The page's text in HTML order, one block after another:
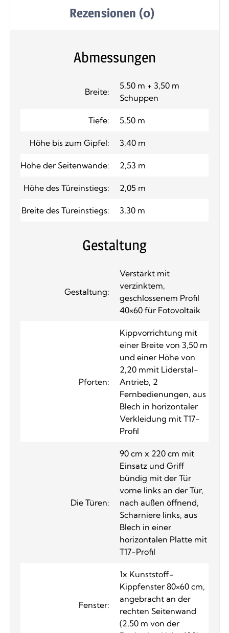
Rezensionen (0)
Abmessungen
Breite:
5,50 m + 3,50 m
Schuppen
Tiefe: 5,50 m
Höhe bis zum Gipfel: 3,40 m
Höhe der Seitenwände: 2,53 m
Höhe des Türeinstiegs: 2,05 m
Breite des Türeinstiegs: 3,30 m
Gestaltung
Gestaltung:
Verstärkt mit
verzinktem,
geschlossenem Profil
40×60 für Fotovoltaik
Pforten:
Kippvorrichtung mit
einer Breite von 3,50 m
und einer Höhe von
2,20 mmit Liderstal-
Antrieb, 2
Fernbedienungen, aus
Blech in horizontaler
Verkleidung mit T17-
Profil
Die Türen:
90 cm x 220 cm mit
Einsatz und Griff
bündig mit der Tür
vorne links an der Tür,
nach außen öffnend,
Scharniere links, aus
Blech in einer
horizontalen Platte mit
T17-Profil
Fenster:
1x Kunststoff-
Kippfenster 80×60 cm,
angebracht an der
rechten Seitenwand
(2,50 m von der